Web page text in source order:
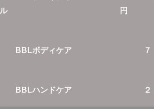
ル
BBLボディケア ７，
BBLハンドケア ２，